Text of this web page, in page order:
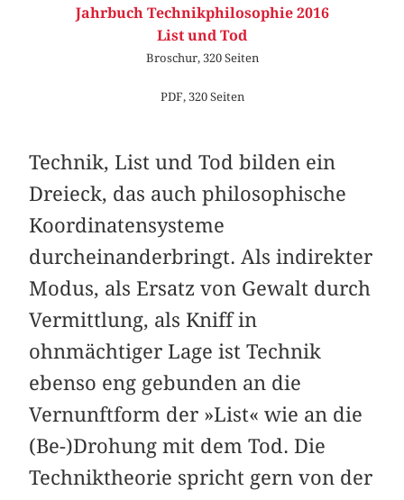
Jahrbuch Technikphilosophie 2016
List und Tod
Broschur, 320 Seiten
PDF, 320 Seiten
Technik, List und Tod bilden ein
Dreieck, das auch philosophische
Koordinatensysteme
durcheinanderbringt. Als indirekter
Modus, als Ersatz von Gewalt durch
Vermittlung, als Kniff in
ohnmächtiger Lage ist Technik
ebenso eng gebunden an die
Vernunftform der »List« wie an die
(Be-)Drohung mit dem Tod. Die
Techniktheorie spricht gern von der